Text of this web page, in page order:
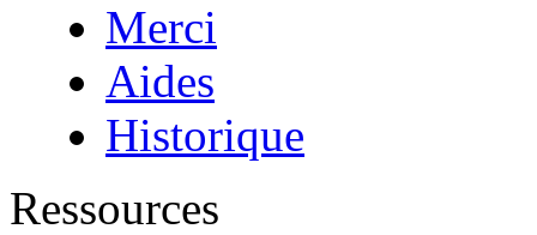
Merci
Aides
Historique
Ressources